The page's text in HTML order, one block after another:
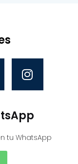
tu WhatsApp